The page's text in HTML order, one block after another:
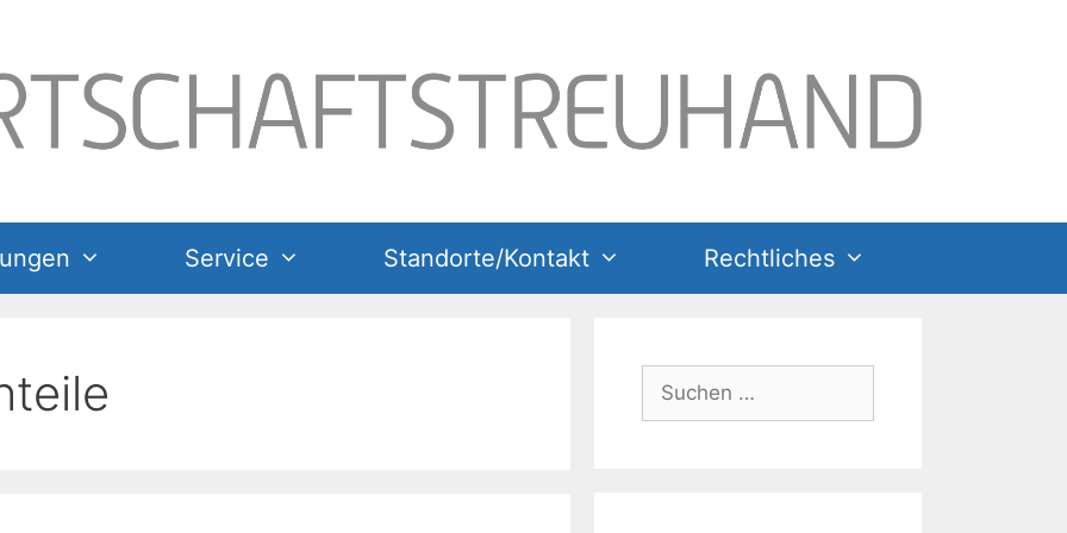
Service Standorte/Kontakt Rechtliches
nach: